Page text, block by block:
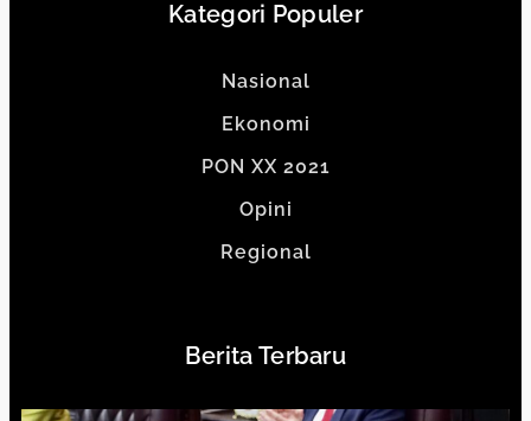
Kategori Populer
Nasional
Ekonomi
PON XX 2021
Opini
Regional
Berita Terbaru